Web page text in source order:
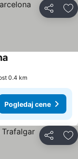
Deli
0.4 km
Pogledaj cene
Deli